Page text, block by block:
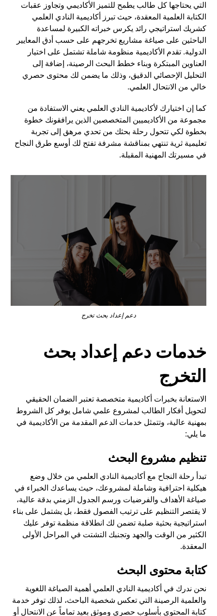
التي يحتاجها كل طالب يطمح للتميز الأكاديمي وتجاوز عقبات
الكتابة العلمية المعقدة، حيث تبرز أكاديمية النادي العلمي
كشريك استراتيجي رائد يكرس خبراته الكبيرة لمساعدة
الباحثين على صياغة مشاريع تخرجهم على حسب أدق المعايير
الدولية. تقدم الأكاديمية منظومة شاملة تشتمل على اختيار
العناوين المبتكرة وبناء خطط البحث الرصينة، إضافة إلى
التحليل الإحصائي الدقيق، وذلك ما يضمن لك محتوى حصري
خالي من الانتحال العلمي.
كما إن اختيارك لأكاديمية النادي العلمي يعني الاستفادة من
مجموعة من الأكاديميين المتخصصين الذين يرافقونك خطوة
بخطوة لكي تتحول رحلة بحثك من تحدي مرهق إلى تجربة
تعليمية ثرية تنتهي بمناقشة مشرفة تفتح لك أوسع طرق النجاح
في مسيرتك المهنية المقبلة.
دعم إعداد بحث تخرج
خدمات دعم إعداد بحث
التخرج
الاستعانة بخبرات أكاديمية متخصصة تعتبر الضمان الحقيقي
لتحويل أفكار الطالب لمشروع علمي شامل يوفر كل الشروط
بمهنية عالية، وتتمثل خدمات الدعم المقدمة من الأكاديمية في
ما يلي:
تنظيم مشروع البحث
تبدأ رحلة النجاح مع أكاديمية النادي العلمي من خلال وضع
هيكلية احترافية وشاملة لمشروعك، حيث يساعدك الخبراء في
صياغة الأهداف والفرضيات ورسم الجدول الزمني بدقة عالية،
لا يقتصر التنظيم على ترتيب الفصول فقط، بل يشتمل على بناء
استراتيجية بحثية صلبة تضمن لك انطلاقة منظمة توفر عليك
الكثير من الوقت والجهد وتجنبك التشتت في المراحل الأولى
المعقدة.
كتابة محتوى البحث
نحن ندرك في أكاديمية النادي العلمي أهمية الصياغة اللغوية
والعلمية الرصينة التي تعكس شخصية الباحث، لذلك توفر خدمة
كتابة المحتوى بأسلوب حصري وموثق بعيد تماماً عن الانتحال أو